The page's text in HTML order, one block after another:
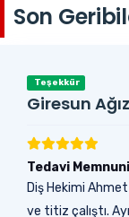
Son
Teşekkür
Giresun
Tedavi
Diş Hekimi
ve titiz çalıştı.